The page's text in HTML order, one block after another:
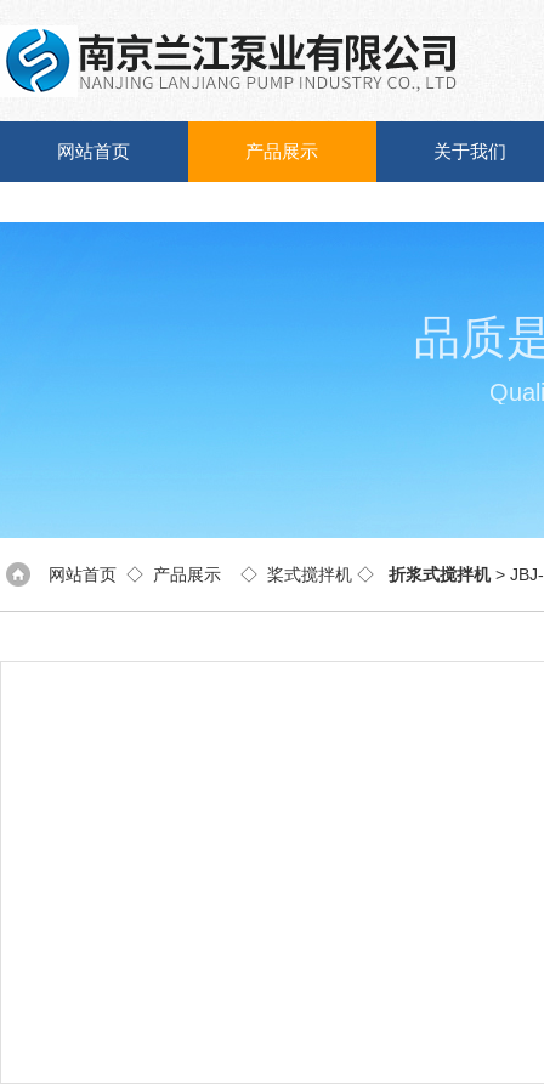
网站首页 产品展示 关于我们
品质
网站首页 ◇ 产品展示 ◇ 桨式搅拌机 ◇ 折浆式搅拌机>